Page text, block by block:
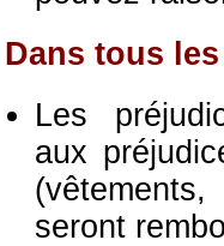
Dans tous
Les
aux
seront